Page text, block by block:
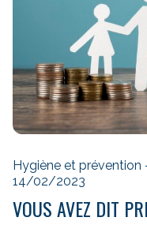
Hygiène et prévention
14/02/2023
VOUS AVEZ DIT